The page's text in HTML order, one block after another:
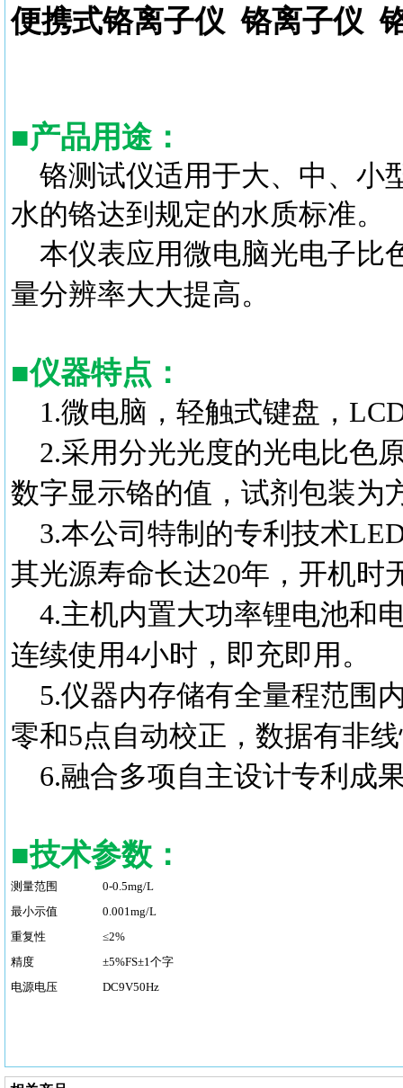
便携式铬离子仪 铬离子仪
■产品用途：
铬测试仪适用于大、中、小
水的铬达到规定的水质标准。
本仪表应用微电脑光电子比
量分辨率大大提高。
■仪器特点：
1.微电脑，轻触式键盘，
2.采用分光光度的光电比色
数字显示铬的值，试剂包装为
3.本公司特制的专利技术
其光源寿命长达20年，开机时
4.主机内置大功率锂电池和
连续使用4小时，即充即用。
5.仪器内存储有全量程范围
零和5点自动校正，数据有非
6.融合多项自主设计专利成
■技术参数：
测量范围
0-0.5mg/L
最小示值
0.001mg/L
重复性
≤2%
精度
±5%FS±1个字
电源电压
DC9V50Hz